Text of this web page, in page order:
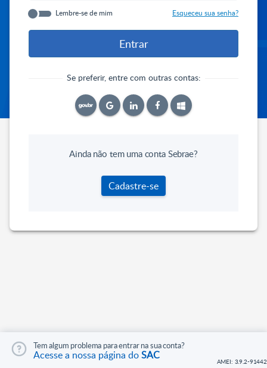
Lembre-se de mim Esqueceu sua senha?
Se preferir, entre com outras contas:
Tem algum problema para entrar na sua conta?
Acesse a nossa página doSAC
Ainda não tem uma conta Sebrae?
Cadastre-se
AMEI: 3.9.2-91442